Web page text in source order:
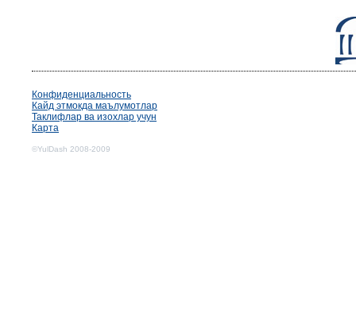
Конфиденциальность
Кайд этмокда маълумотлар
Таклифлар ва изохлар учун
Карта
©YulDash 2008-2009